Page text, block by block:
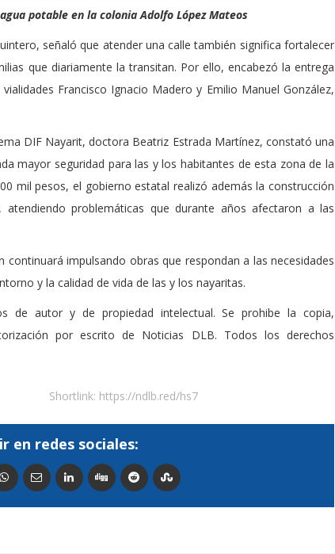
potable en la colonia Adolfo López Mateos
señaló que atender una calle también significa fortalecer
que diariamente la transitan. Por ello, encabezó la entrega
Francisco Ignacio Madero y Emilio Manuel González,
DIF Nayarit, doctora Beatriz Estrada Martínez, constató una
mayor seguridad para las y los habitantes de esta zona de la
mil pesos, el gobierno estatal realizó además la construcción
problemáticas que durante años afectaron a las
impulsando obras que respondan a las necesidades
y la calidad de vida de las y los nayaritas.
de autor y de propiedad intelectual. Se prohibe la copia,
por escrito de Noticias DLB. Todos los derechos
Shortlink: https://ndlb.red/hs7
en redes sociales: